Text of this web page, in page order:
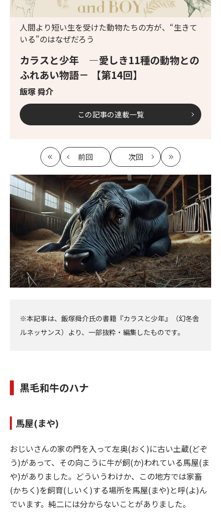
カラスと少年 ―愛しき11種の動物との
ふれあい物語－ 【第14回】
飯塚 舜介
人間より短い生を受けた動物たちの方が、“生きて
いる”のはなぜだろう
この記事の連載一覧
最
初
前回
記
事
へ
次回
記
事
へ
最
新
※本記事は、飯塚舜介氏の書籍『カラスと少年』（幻冬舎
ルネッサンス）より、一部抜粋・編集したものです。
黒毛和牛のハナ
馬屋(まや)
おじいさんの家の門を入って左奥(おく)に古い土蔵(どぞ
う)があって、その向こうに牛が飼(か)われている馬屋(ま
や)がありました。どういうわけか、この地方では家畜
(かちく)を飼育(しいく)する場所を馬屋(まや)と呼(よ)ん
でいます。純二には分からないことがありました。